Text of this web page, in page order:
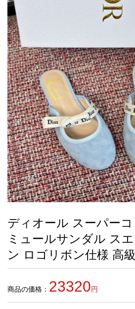
登
録
ー
ダ
ー
管
理
お
知
ら
せ
yoyocopys@gmail.com
2026人気特集
バッグ
財布
時計
服
ズボン
衣装セット
靴
住まい用品
アクセサリー
ベルト
スカーフ
アイフォーンケ
ース
小物
最
新
製
品
お
す
す
め
商
📢 2026春の新作続々更新中！期間中のご注
📢 新作入荷！ルイ・ヴィトンスーパーコピ
ディオール スーパー
ミュールサンダル ス
ン ロゴリボン仕様 高
商品の価格： 23320円